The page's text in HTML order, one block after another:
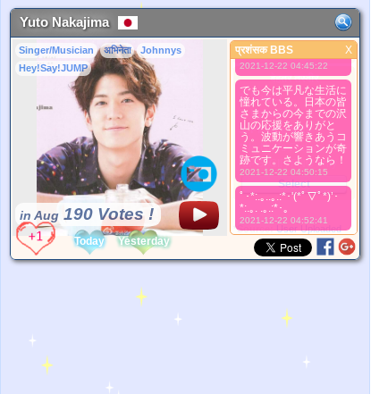
Yuto Nakajima
Singer/Musician अभिनेता
Johnnys
Hey!Say!JUMP
in Aug 190 Votes !
प्रशंसक BBS
प्रशंसक BBS X
彼らが一番知ってい
る。星の数ほどの思い
出があったのよ。それ
が私の真実だ。でも今
は平
2021-12-22 04:45:22
でも今は平凡な生活に
憧れている。日本の皆
さまからの今までの沢
山の応援をありがと
う。波動が響きあうコ
ミュニケーションが奇
跡です。さようなら！
2021-12-22 04:50:15
ﾟ･*:.｡..｡.:*･'(*ﾟ▽ﾟ*)’･
*:.｡. .｡.:*･。
2021-12-22 04:52:41
बेहतर तस्वीर
1. Select
2. Upload
3. Picture Vote
*No Nude Picture
*JPG, GIF, PNG only
Select
Today Yesterday
*Source: User Uploaded